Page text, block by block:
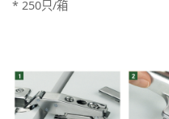
* 250只/箱